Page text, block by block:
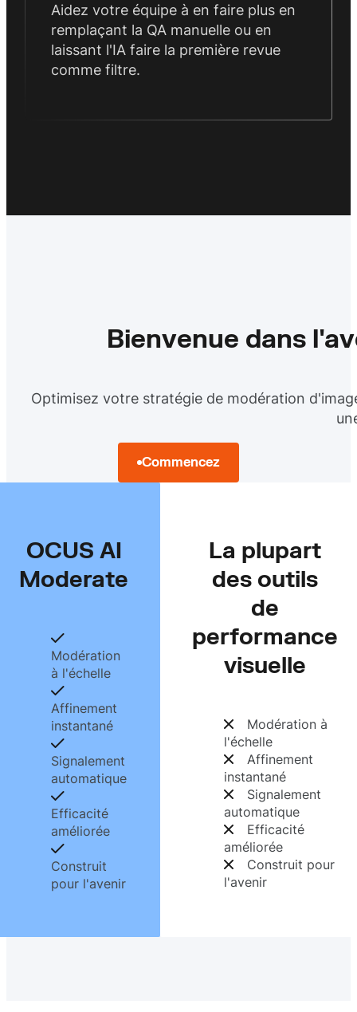
Aidez votre équipe à en faire plus en
remplaçant la QA manuelle ou en
laissant l'IA faire la première revue
comme filtre.
Bienvenue dans
Optimisez votre stratégie de modération
Commencez
OCUS AI
Moderate
Modération
à l'échelle
Affinement
instantané
Signalement
automatique
Efficacité
améliorée
Construit
pour l'avenir
La plupart
des outils
de
performance
visuelle
Modération à
l'échelle
Affinement
instantané
Signalement
automatique
Efficacité
améliorée
Construit pour
l'avenir